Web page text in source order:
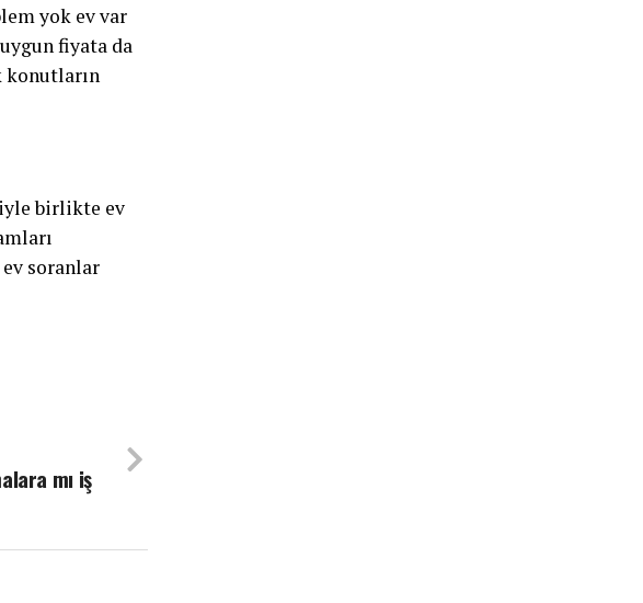
yok ev var
fiyata da
konutların
birlikte ev
ev soranlar
mı iş